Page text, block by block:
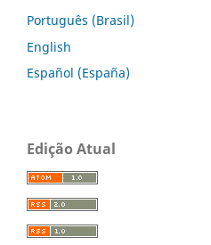
Português (Brasil)
English
Español (España)
Edição Atual